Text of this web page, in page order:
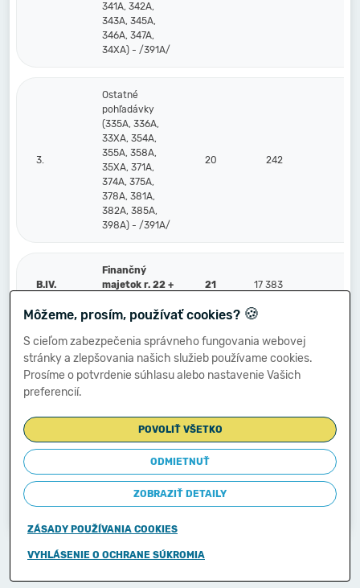
341A, 342A,
343A, 345A,
346A, 347A,
34XA) - /391A/
3.
Ostatné
pohľadávky
(335A, 336A,
33XA, 354A,
355A, 358A,
35XA, 371A,
374A, 375A,
378A, 381A,
382A, 385A,
398A) - /391A/
20 242
B.IV.
Finančný
majetok r. 22 +
21 17 383
B.IV.1.
Peniaze a účty
v bankách (211,
213, 21X, 221A,
22
finančné účty
(251, 252, 253,
256, 257, 25X,
259, 314A) -
/291, 29X/
Môžeme, prosím, používať cookies? 🍪
S cieľom zabezpečenia správneho fungovania webovej
stránky a zlepšovania našich služieb používame cookies.
Prosíme o potvrdenie súhlasu alebo nastavenie Vašich
preferencií.
POVOLIŤ VŠETKO
ODMIETNUŤ
ZOBRAZIŤ DETAILY
ZÁSADY POUŽÍVANIA COOKIES
VYHLÁSENIE O OCHRANE SÚKROMIA
Copyright © 2011-2026